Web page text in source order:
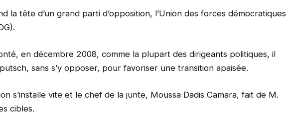
la tête d’un grand parti d’opposition, l’Union des forces démocratiques
en décembre 2008, comme la plupart des dirigeants politiques, il
sans s’y opposer, pour favoriser une transition apaisée.
s’installe vite et le chef de la junte, Moussa Dadis Camara, fait de M.
cibles.